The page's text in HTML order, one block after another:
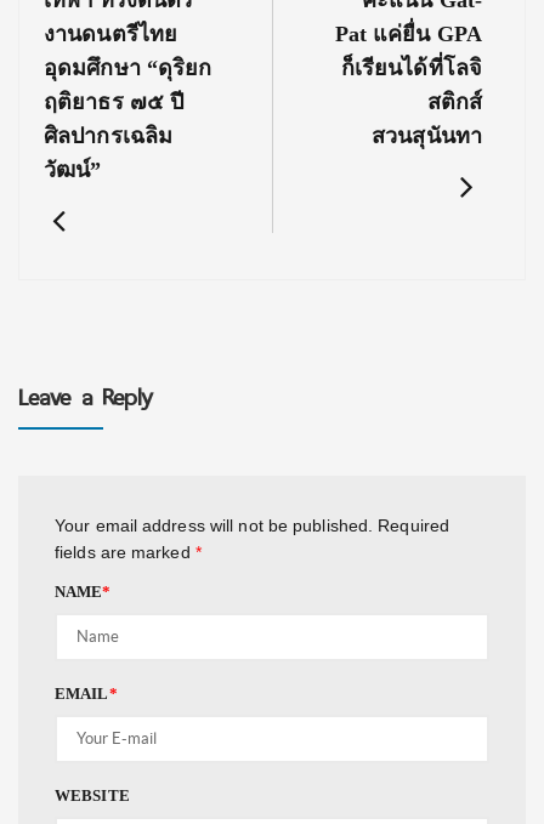
งานดนตรีไทย
อุดมศึกษา “ดุริยก
ฤติยาธร ๗๕ ปี
ศิลปากรเฉลิม
วัฒน์”
Pat แค่ยื่น GPA
ก็เรียนได้ที่โลจิ
สติกส์
สวนสุนันทา
Leave a Reply
Your email address will not be published.
Required
fields are marked *
NAME*
EMAIL*
WEBSITE